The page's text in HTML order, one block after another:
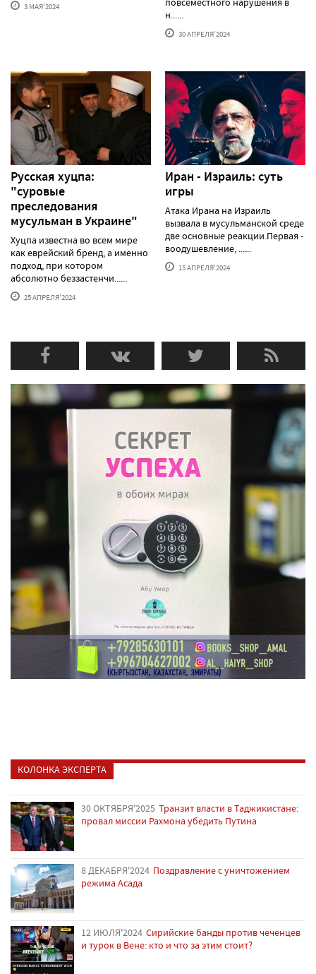
3 МАЯ'2024
н......
30 АПРЕЛЯ'2024
Русская хуцпа:
"суровые
преследования
мусульман в Украине"
Хуцпа известна во всем мире
как еврейский бренд, а именно
подход, при котором
абсолютно беззастенчи......
25 АПРЕЛЯ'2024
Иран - Израиль: суть
игры
Атака Ирана на Израиль
вызвала в мусульманской среде
две основные реакции.Первая -
воодушевление, ......
15 АПРЕЛЯ'2024
КОЛОНКА ЭКСПЕРТА
30 ОКТЯБРЯ'2025 Транзит власти в Таджикистане:
провал миссии Рахмона убедить Путина
8 ДЕКАБРЯ'2024 Поздравление с уничтожением
режима Асада
12 ИЮЛЯ'2024 Сирийские банды против чеченцев
и турок в Вене: кто и что за этим стоит?